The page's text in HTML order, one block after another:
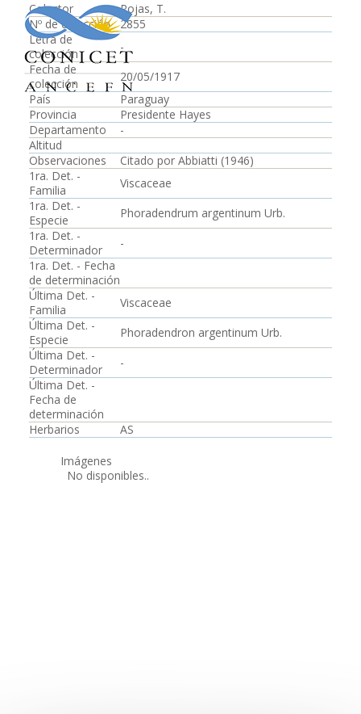
Colector
Rojas, T.
Nº de colección
2855
Letra de
colección
-
Fecha de
colección
20/05/1917
País
Paraguay
Provincia
Presidente Hayes
Departamento
-
Altitud
Observaciones
Citado por Abbiatti (1946)
1ra. Det. -
Familia
Viscaceae
1ra. Det. -
Especie
Phoradendrum argentinum Urb.
1ra. Det. -
Determinador
-
1ra. Det. - Fecha
de determinación
Última Det. -
Familia
Viscaceae
Última Det. -
Especie
Phoradendron argentinum Urb.
Última Det. -
Determinador
-
Última Det. -
Fecha de
determinación
Herbarios
AS
Imágenes
No disponibles..